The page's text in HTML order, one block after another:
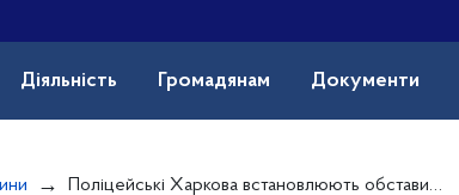
Діяльність Громадянам Документи
Поліцейські Харкова встановлюють обставини підпалу двох цехів у Слобідському районі